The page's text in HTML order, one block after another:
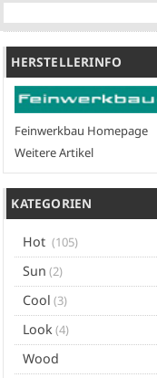
HERSTELLERINFO
Feinwerkbau Homepage
Weitere Artikel
KATEGORIEN
Hot (105)
Sun (2)
Cool (3)
Look(4)
Wood